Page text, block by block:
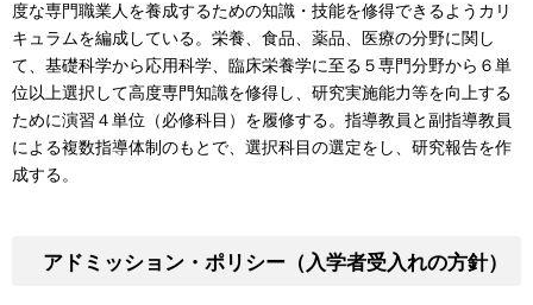
度な専門職業人を養成するための知識・技能を修得できるようカリ
キュラムを編成している。栄養、食品、薬品、医療の分野に関し
て、基礎科学から応用科学、臨床栄養学に至る５専門分野から６単
位以上選択して高度専門知識を修得し、研究実施能力等を向上する
ために演習４単位（必修科目）を履修する。指導教員と副指導教員
による複数指導体制のもとで、選択科目の選定をし、研究報告を作
成する。
アドミッション・ポリシー（入学者受入れの方針）